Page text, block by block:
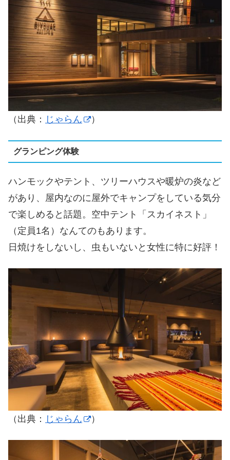
（出典： じゃらん ）
グランピング体験
ハンモックやテント、ツリーハウスや暖炉の炎など
があり、屋内なのに屋外でキャンプをしている気分
で楽しめると話題。空中テント「スカイネスト」
（定員1名）なんてのもあります。
日焼けをしないし、虫もいないと女性に特に好評！
（出典： じゃらん ）